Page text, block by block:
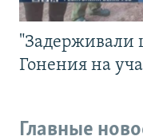
"Задерживали
Гонения на
Главные